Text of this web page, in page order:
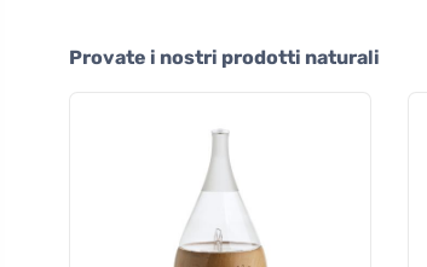
Provate i nostri prodotti naturali